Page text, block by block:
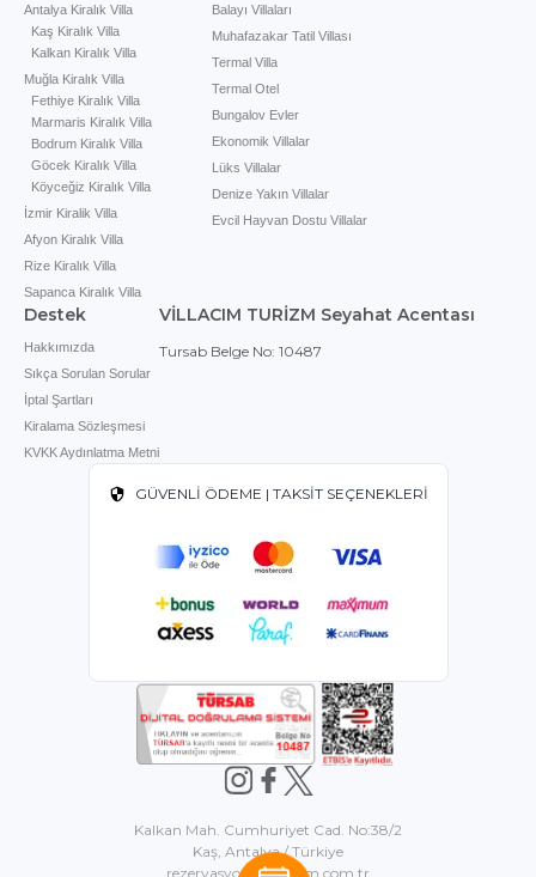
Antalya Kiralık Villa
Kaş Kiralık Villa
Kalkan Kiralık Villa
Muğla Kiralık Villa
Fethiye Kiralık Villa
Marmaris Kiralık Villa
Bodrum Kiralık Villa
Göcek Kiralık Villa
Köyceğiz Kiralık Villa
İzmir Kiralik Villa
Afyon Kiralık Villa
Rize Kiralık Villa
Sapanca Kiralık Villa
Balayı Villaları
Muhafazakar Tatil Villası
Termal Villa
Termal Otel
Bungalov Evler
Ekonomik Villalar
Lüks Villalar
Denize Yakın Villalar
Evcil Hayvan Dostu Villalar
Destek
Hakkımızda
Sıkça Sorulan Sorular
İptal Şartları
Kiralama Sözleşmesi
KVKK Aydınlatma Metni
VİLLACIM TURİZM Seyahat Acentası
Tursab Belge No: 10487
GÜVENLİ ÖDEME | TAKSİT SEÇENEKLERİ
Kalkan Mah. Cumhuriyet Cad. No:38/2
Kaş, Antalya / Türkiye
rezervasyon@villacim.com.tr